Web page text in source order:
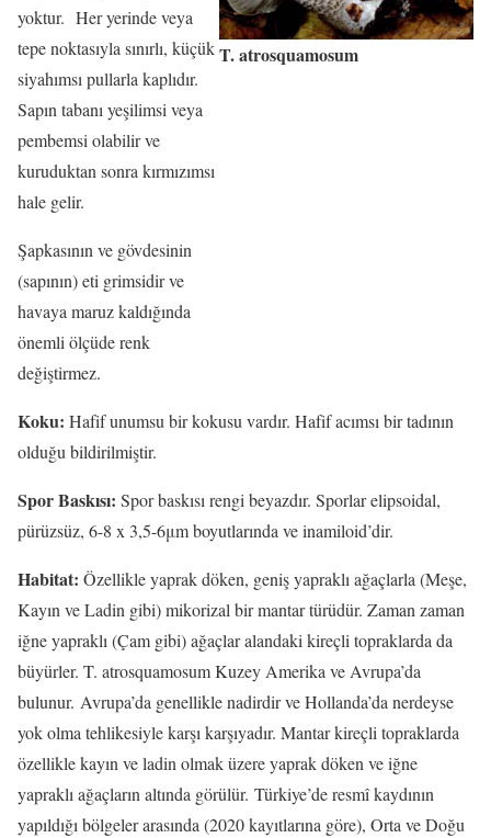
yoktur. Her yerinde veya
tepe noktasıyla sınırlı, küçük
siyahımsı pullarla kaplıdır.
Sapın tabanı yeşilimsi veya
pembemsi olabilir ve
kuruduktan sonra kırmızımsı
hale gelir.
Şapkasının ve gövdesinin
(sapının) eti grimsidir ve
havaya maruz kaldığında
önemli ölçüde renk
değiştirmez.
T. atrosquamosum
Koku: Hafif unumsu bir kokusu vardır. Hafif acımsı bir tadının
olduğu bildirilmiştir.
Spor Baskısı: Spor baskısı rengi beyazdır. Sporlar elipsoidal,
pürüzsüz, 6-8 x 3,5-6μm boyutlarında ve inamiloid’dir.
Habitat: Özellikle yaprak döken, geniş yapraklı ağaçlarla (Meşe,
Kayın ve Ladin gibi) mikorizal bir mantar türüdür. Zaman zaman
iğne yapraklı (Çam gibi) ağaçlar alandaki kireçli topraklarda da
büyürler. T. atrosquamosum Kuzey Amerika ve Avrupa’da
bulunur. Avrupa’da genellikle nadirdir ve Hollanda’da nerdeyse
yok olma tehlikesiyle karşı karşıyadır. Mantar kireçli topraklarda
özellikle kayın ve ladin olmak üzere yaprak döken ve iğne
yapraklı ağaçların altında görülür. Türkiye’de resmî kaydının
yapıldığı bölgeler arasında (2020 kayıtlarına göre), Orta ve Doğu